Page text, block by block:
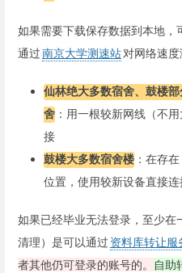
如果需要下载保存数据到本地
通过南京大学测速站对网络速度
仙林绝大多数宿舍、鼓楼
舍 ：用一根较新网线（不
接
鼓楼大多数宿舍楼 ：在存
位置，使用较新设备直接
如果已经毕业无法登录，至少在
清理）是可以通过 资料库转让服
者其他仍可登录的账号的。
自助